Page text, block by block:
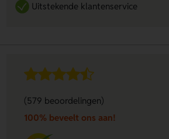
Uitstekende klantenservice
(579 beoordelingen)
100% beveelt ons aan!